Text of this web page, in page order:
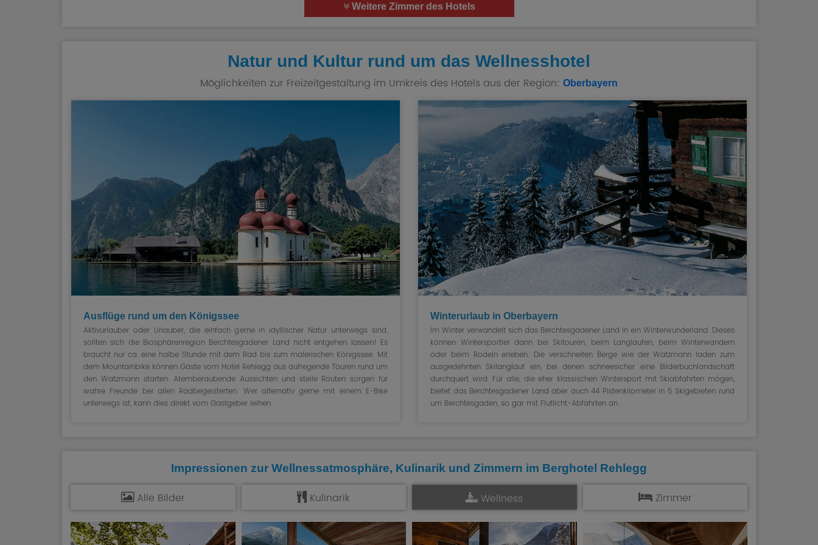
Weitere Zimmer des Hotels
Natur und Kultur rund um das Wellnesshotel
Möglichkeiten zur Freizeitgestaltung im Umkreis des Hotels aus der Region: Oberbayern
Ausflüge rund um den Königssee
Aktivurlauber oder Urlauber, die einfach gerne in idyllischer Natur unterwegs sind,
sollten sich die Biosphärenregion Berchtesgadener Land nicht entgehen lassen! Es
braucht nur ca. eine halbe Stunde mit dem Rad bis zum malerischen Königssee. Mit
dem Mountainbike können Gäste vom Hotel Rehlegg aus aufregende Touren rund um
den Watzmann starten. Atemberaubende Aussichten und steile Routen sorgen für
wahre Freunde bei allen Radbegeisterten. Wer alternativ gerne mit einem E-Bike
unterwegs ist, kann dies direkt vom Gastgeber leihen.
Winterurlaub in Oberbayern
Im Winter verwandelt sich das Berchtesgadener Land in ein Winterwunderland. Dieses
können Wintersportler dann bei Skitouren, beim Langlaufen, beim Winterwandern
oder beim Rodeln erleben. Die verschneiten Berge wie der Watzmann laden zum
ausgedehnten Skilanglauf ein, bei denen schneesicher eine Bilderbuchlandschaft
durchquert wird. Für alle, die eher klassischen Wintersport mit Skiabfahrten mögen,
bietet das Berchtesgadener Land aber auch 44 Pistenkilometer in 5 Skigebieten rund
um Berchtesgaden, so gar mit Flutlicht-Abfahrten an.
Impressionen zur Wellnessatmosphäre, Kulinarik und Zimmern im Berghotel Rehlegg
Alle Bilder Kulinarik Wellness Zimmer